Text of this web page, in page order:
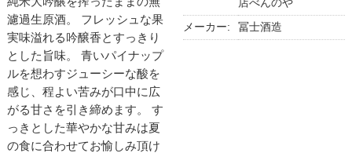
濾過生原酒。 フレッシュな果
実味溢れる吟醸香とすっきり
とした旨味。 青いパイナップ
ルを想わすジューシーな酸を
感じ、程よい苦みが口中に広
がる甘さを引き締めます。 す
っきとした華やかな甘みは夏
の食に合わせてお愉しみ頂け
店べんのや
メーカー: 冨士酒造